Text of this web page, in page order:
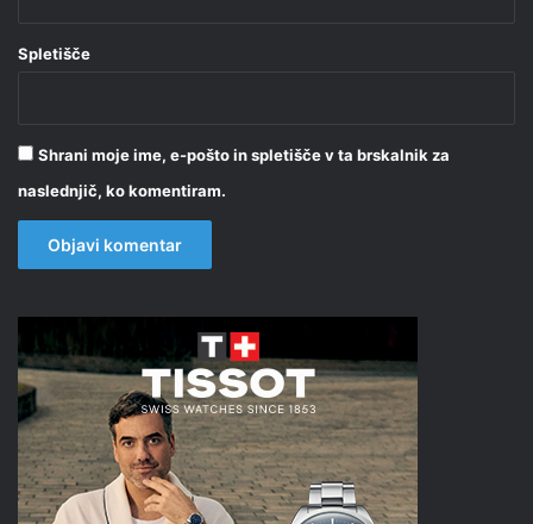
Spletišče
Shrani moje ime, e-pošto in spletišče v ta brskalnik za
naslednjič, ko komentiram.